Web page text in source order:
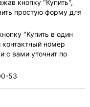
кнопку "Купить",
простую форму для
"Купить в один
номер
с вами уточнит по
53